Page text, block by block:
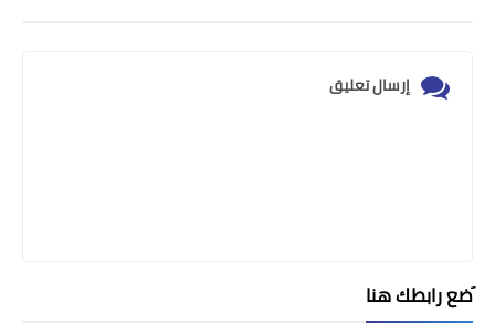
إرسال تعليق
َضع رابطك هنا